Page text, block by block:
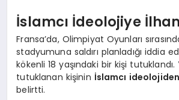
İslamcı İdeolojiye
Fransa’da, Olimpiyat Oyunları
stadyumuna saldırı planladığı iddia
kökenli 18 yaşındaki bir kişi tutuklandı.
tutuklanan kişinin İslamcı
belirtti.